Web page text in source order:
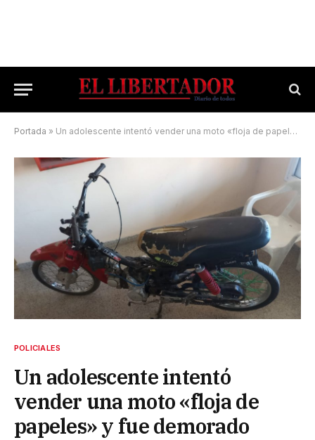
Portada » Un adolescente intentó vender una moto «floja de papeles» y fue demorado
POLICIALES
Un adolescente intentó
vender una moto «floja de
papeles» y fue demorado